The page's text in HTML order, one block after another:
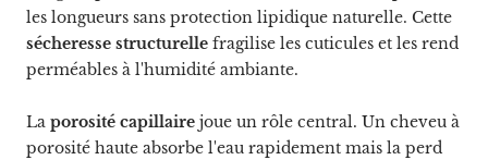
les longueurs sans protection lipidique naturelle. Cette
sécheresse structurelle fragilise les cuticules et les rend
perméables à l'humidité ambiante.
La porosité capillaire joue un rôle central. Un cheveu à
porosité haute absorbe l'eau rapidement mais la perd